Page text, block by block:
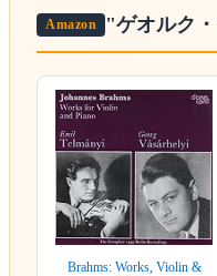
Amazon "ゲオルク
Brahms: Works, Violin &